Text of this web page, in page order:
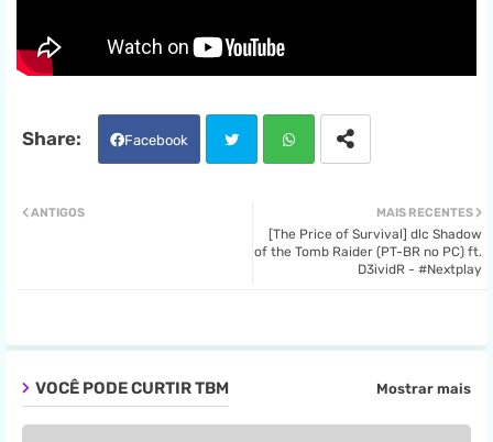
Facebook
tsa
MAIS RECENTES
[The Price of Survival] dlc Shadow
of the Tomb Raider (PT-BR no PC) ft.
D3ividR - #Nextplay
ANTIGOS
VOCÊ PODE CURTIR TBM Mostrar mais